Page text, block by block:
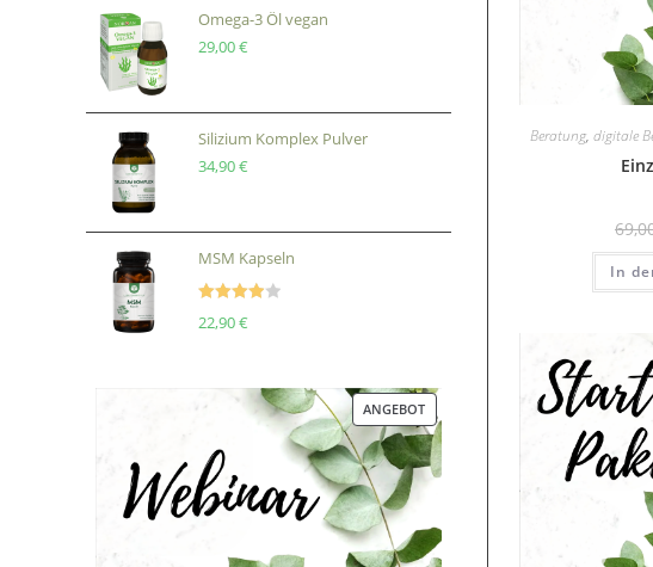
Beratung, digitale
In
Omega-3 Öl vegan
29,00€
Silizium Komplex Pulver
34,90€
MSM Kapseln
22,90€
ANGEBOT